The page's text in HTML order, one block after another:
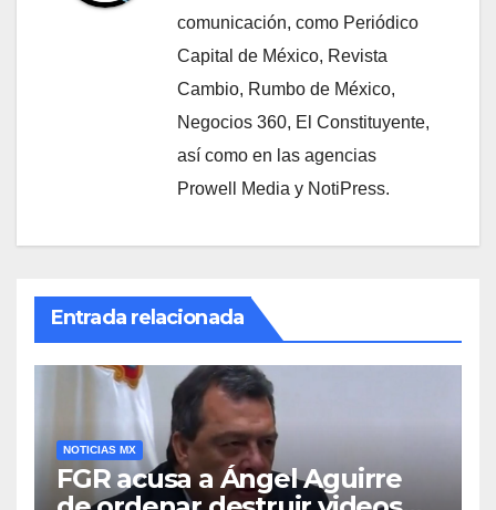
comunicación, como Periódico
Capital de México, Revista
Cambio, Rumbo de México,
Negocios 360, El Constituyente,
así como en las agencias
Prowell Media y NotiPress.
Entrada relacionada
NOTICIAS MX
FGR acusa a Ángel Aguirre